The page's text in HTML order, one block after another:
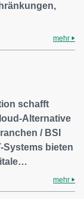
mehr
schafft
Alternative
/ BSI
Systems bieten
mehr